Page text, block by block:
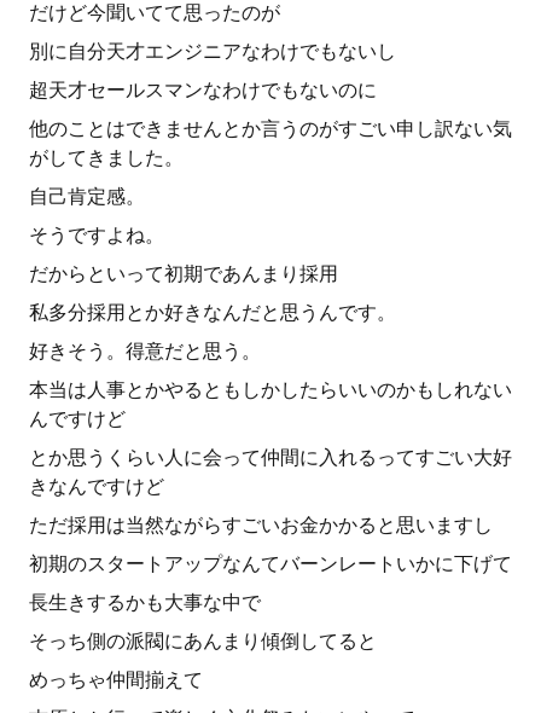
だけど今聞いてて思ったのが
別に自分天才エンジニアなわけでもないし
超天才セールスマンなわけでもないのに
他のことはできませんとか言うのがすごい申し訳ない気
がしてきました。
自己肯定感。
そうですよね。
だからといって初期であんまり採用
私多分採用とか好きなんだと思うんです。
好きそう。得意だと思う。
本当は人事とかやるともしかしたらいいのかもしれない
んですけど
とか思うくらい人に会って仲間に入れるってすごい大好
きなんですけど
ただ採用は当然ながらすごいお金かかると思いますし
初期のスタートアップなんてバーンレートいかに下げて
長生きするかも大事な中で
そっち側の派閥にあんまり傾倒してると
めっちゃ仲間揃えて